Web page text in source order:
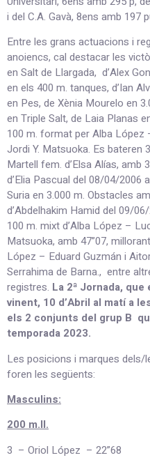
i del C.A. Gavà, 8ens amb 197
Entre les grans actuacions i
anoiencs, cal destacar les
en Salt de Llargada, d’Alex
en els 400 m. tanques, d’Ian
en Pes, de Xènia Mourelo en
en Triple Salt, de Laia Planas
100 m. format per Alba
Jordi Y. Matsuoka. Es bateren
Martell fem. d’Elsa Alías, amb
d’Elia Pascual del 08/04/2006
Suria en 3.000 m. Obstacles
d’Abdelhakim Hamid del 09/
100 m. mixt d’Alba López –
Matsuoka, amb 47”07,
López – Eduard Guzmán i
Serrahima de Barna., entre
registres. La 2ª Jornada,
vinent, 10 d’Abril al matí a
els 2 conjunts del grup B
temporada 2023.
Les posicions i marques dels/
foren les següents:
Masculins:
200 m.ll.
3 – Oriol López – 22”68